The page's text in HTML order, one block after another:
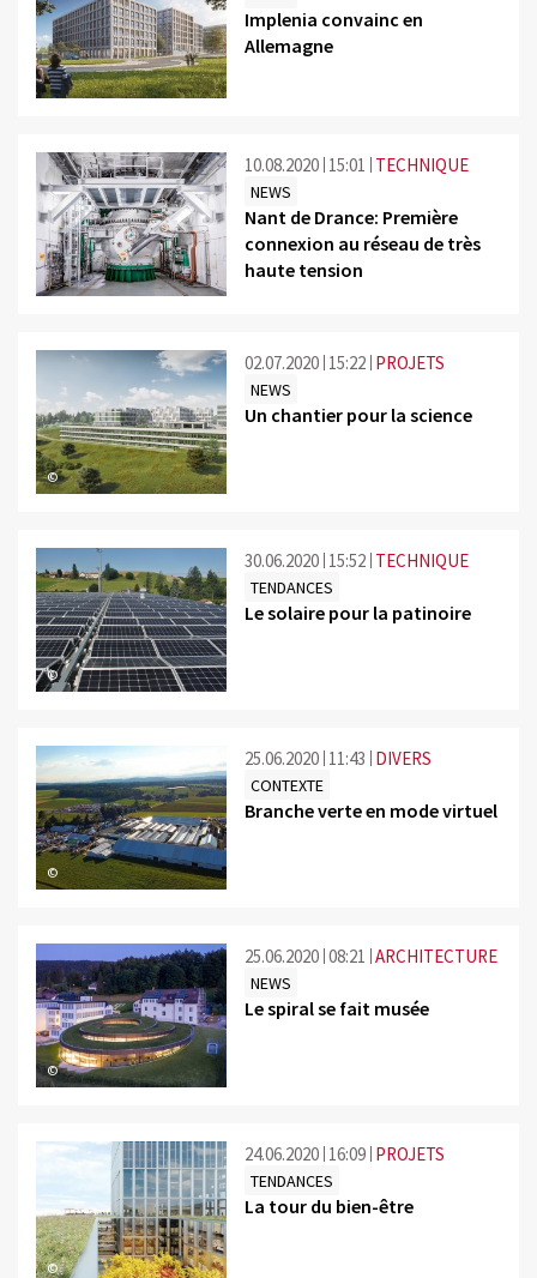
Implenia convainc en
Allemagne
10.08.2020 15:01 TECHNIQUE
NEWS
Nant de Drance: Première
connexion au réseau de très
haute tension
©
02.07.2020 15:22 PROJETS
NEWS
Un chantier pour la science
©
30.06.2020 15:52 TECHNIQUE
TENDANCES
Le solaire pour la patinoire
©
25.06.2020 11:43 DIVERS
CONTEXTE
Branche verte en mode virtuel
©
25.06.2020 08:21 ARCHITECTURE
NEWS
Le spiral se fait musée
©
24.06.2020 16:09 PROJETS
TENDANCES
La tour du bien-être